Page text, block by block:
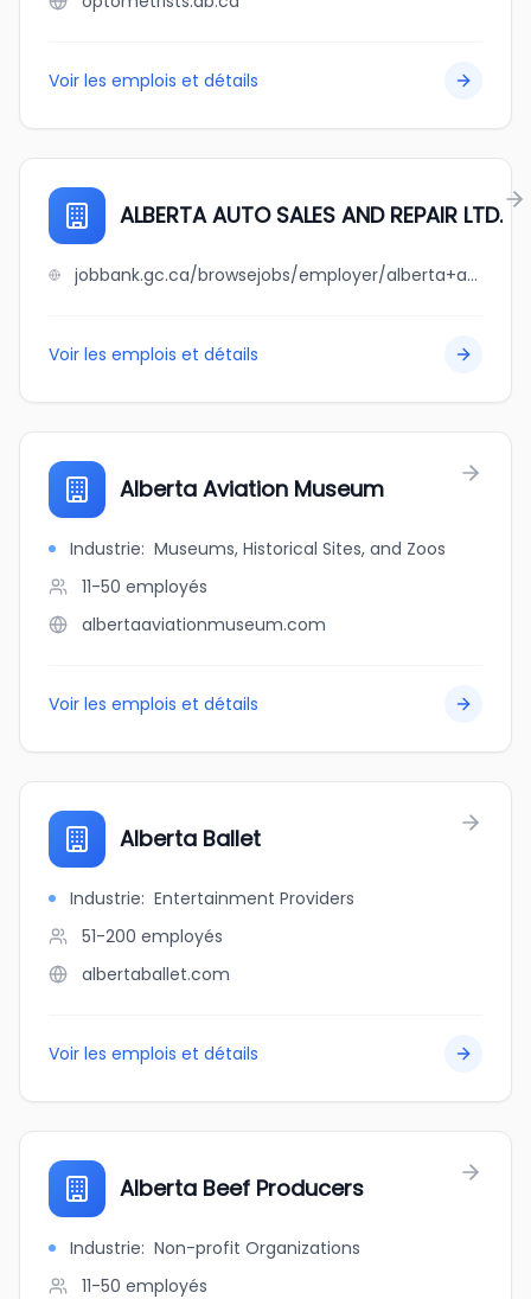
Voir les emplois et détails
ALBERTA AUTO SALES AND REPAIR LTD.
jobbank.gc.ca/browsejobs/employer/alberta+auto+sales+and+repair+ltd./ca
Voir les emplois et détails
Alberta Aviation Museum
Industrie: Museums, Historical Sites, and Zoos
11-50 employés
albertaaviationmuseum.com
Voir les emplois et détails
Alberta Ballet
Industrie: Entertainment Providers
51-200 employés
albertaballet.com
Voir les emplois et détails
Alberta Beef Producers
Industrie: Non-profit Organizations
11-50 employés